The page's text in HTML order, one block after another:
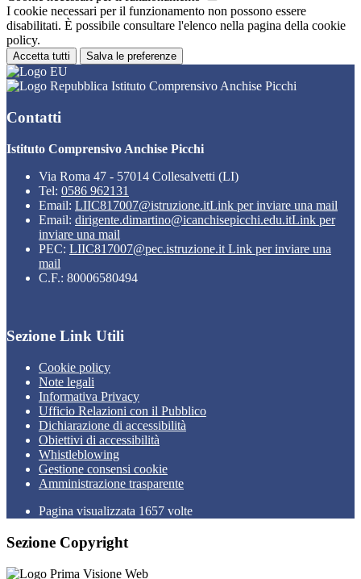
I cookie necessari per il funzionamento non possono essere
disabilitati. È possibile consultare l'elenco nella pagina della cookie
policy.
Accetta tutti Salva le preferenze
Istituto Comprensivo Anchise Picchi
Contatti
Istituto Comprensivo Anchise Picchi
Via Roma 47 - 57014 Collesalvetti (LI)
Tel: 0586 962131
Email: LIIC817007@istruzione.itLink per inviare una mail
Email: dirigente.dimartino@icanchisepicchi.edu.itLink per
inviare una mail
PEC: LIIC817007@pec.istruzione.it Link per inviare una
mail
C.F.: 80006580494
Sezione Link Utili
Cookie policy
Note legali
Informativa Privacy
Ufficio Relazioni con il Pubblico
Dichiarazione di accessibilità
Obiettivi di accessibilità
Whistleblowing
Gestione consensi cookie
Amministrazione trasparente
Pagina visualizzata 1657 volte
Sezione Copyright